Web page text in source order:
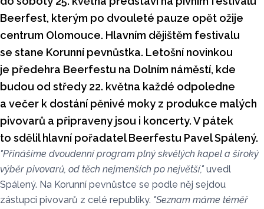
Beerfest, kterým po dvouleté pauze opět ožije
centrum Olomouce. Hlavním dějištěm festivalu
se stane Korunní pevnůstka. Letošní novinkou
je předehra Beerfestu na Dolním náměstí, kde
budou od středy 22. května každé odpoledne
a večer k dostání pěnivé moky z produkce malých
pivovarů a připraveny jsou i koncerty. V pátek
to sdělil hlavní pořadatel Beerfestu Pavel Spálený.
"Přinášíme dvoudenní program plný skvělých kapel a široký
výběr pivovarů, od těch nejmenších po největší," uvedl
Spálený. Na Korunní pevnůstce se podle něj sejdou
zástupci pivovarů z celé republiky. "Seznam máme téměř